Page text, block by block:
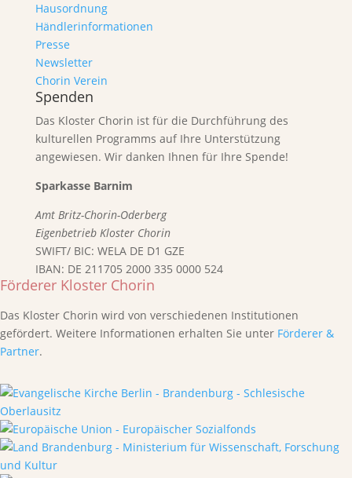
Hausordnung
Händlerinformationen
Presse
Newsletter
Chorin Verein
Spenden
Das Kloster Chorin ist für die Durchführung des
kulturellen Programms auf Ihre Unterstützung
angewiesen. Wir danken Ihnen für Ihre Spende!
Sparkasse Barnim
Amt Britz-Chorin-Oderberg
Eigenbetrieb Kloster Chorin
SWIFT/ BIC: WELA DE D1 GZE
IBAN: DE 211705 2000 335 0000 524
Förderer Kloster Chorin
Das Kloster Chorin wird von verschiedenen Institutionen
gefördert. Weitere Informationen erhalten Sie unter Förderer &
Partner.